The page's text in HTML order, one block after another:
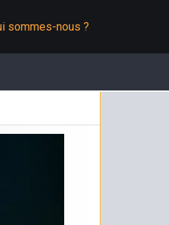
sommes-nous ?